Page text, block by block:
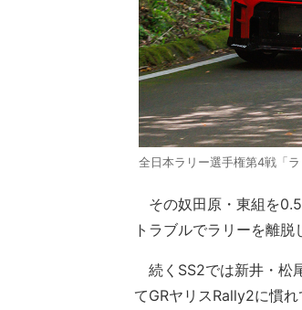
全日本ラリー選手権第4戦「
その奴田原・東組を
トラブルでラリーを離
続くSS2では新井・松
てGRヤリスRally2に慣